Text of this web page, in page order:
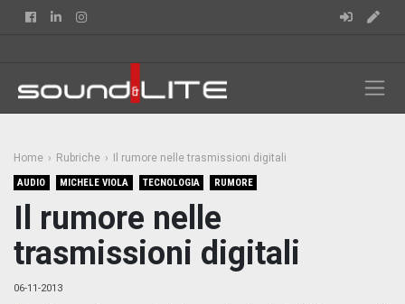
FacebookLinkedin
Home Rubriche Il rumore nelle trasmissioni digitali
AUDIO MICHELE VIOLA TECNOLOGIA RUMORE
Il rumore nelle
trasmissioni digitali
06-11-2013